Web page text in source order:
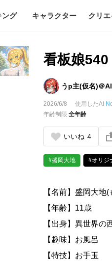
ング キャラクター クリ
看板娘
うp主(仮名)＠
2026/6/8 使用したAI
年齢制限全年齢
いいね 4
#盛岡大地 #オリジ
【名前】盛岡大
【年齢】11歳
【出身】異世界の
【趣味】お風呂
【特技】お手玉